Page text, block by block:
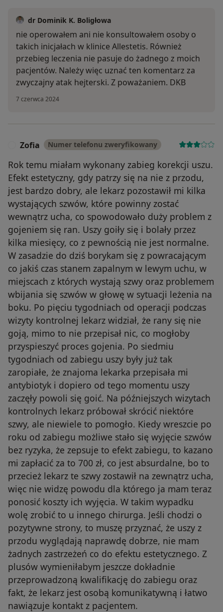
dr Dominik K. Boligłowa
nie operowałem ani nie konsultowałem osoby o
takich inicjałach w klinice Allestetis. Również
przebieg leczenia nie pasuje do żadnego z moich
pacjentów. Należy więc uznać ten komentarz za
zwyczajny atak hejterski. Z poważaniem. DKB
7 czerwca 2024
Zofia Numer telefonu zweryfikowany
Rok temu miałam wykonany zabieg korekcji uszu.
Efekt estetyczny, gdy patrzy się na nie z przodu,
jest bardzo dobry, ale lekarz pozostawił mi kilka
wystających szwów, które powinny zostać
wewnątrz ucha, co spowodowało duży problem z
gojeniem się ran. Uszy goiły się i bolały przez
kilka miesięcy, co z pewnością nie jest normalne.
W zasadzie do dziś borykam się z powracającym
co jakiś czas stanem zapalnym w lewym uchu, w
miejscach z których wystają szwy oraz problemem
wbijania się szwów w głowę w sytuacji leżenia na
boku. Po pięciu tygodniach od operacji podczas
wizyty kontrolnej lekarz widział, że rany się nie
goją, mimo to nie przepisał nic, co mogłoby
przyspieszyć proces gojenia. Po siedmiu
tygodniach od zabiegu uszy były już tak
zaropiałe, że znajoma lekarka przepisała mi
antybiotyk i dopiero od tego momentu uszy
zaczęły powoli się goić. Na późniejszych wizytach
kontrolnych lekarz próbował skrócić niektóre
szwy, ale niewiele to pomogło. Kiedy wreszcie po
roku od zabiegu możliwe stało się wyjęcie szwów
bez ryzyka, że zepsuje to efekt zabiegu, to kazano
mi zapłacić za to 700 zł, co jest absurdalne, bo to
przecież lekarz te szwy zostawił na zewnątrz ucha,
więc nie widzę powodu dla którego ja mam teraz
ponosić koszty ich wyjęcia. W takim wypadku
wolę zrobić to u innego chirurga. Jeśli chodzi o
pozytywne strony, to muszę przyznać, że uszy z
przodu wyglądają naprawdę dobrze, nie mam
żadnych zastrzeżeń co do efektu estetycznego. Z
plusów wymieniłabym jeszcze dokładnie
przeprowadzoną kwalifikację do zabiegu oraz
fakt, że lekarz jest osobą komunikatywną i łatwo
nawiązuje kontakt z pacjentem.